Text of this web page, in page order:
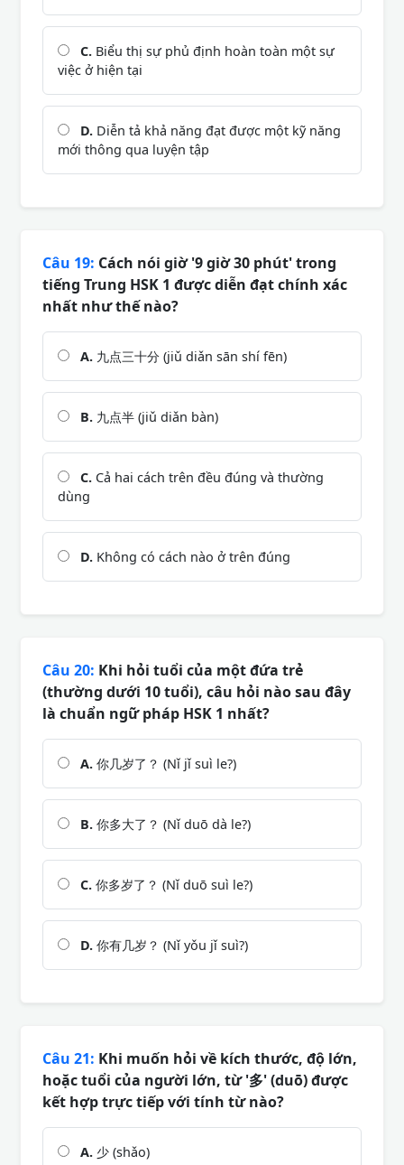
C. Biểu thị sự phủ định hoàn toàn một sự
việc ở hiện tại
D. Diễn tả khả năng đạt được một kỹ năng
mới thông qua luyện tập
Câu 19: Cách nói giờ '9 giờ 30 phút' trong
tiếng Trung HSK 1 được diễn đạt chính xác
nhất như thế nào?
A. 九点三十分 (jiǔ diǎn sān shí fēn)
B. 九点半 (jiǔ diǎn bàn)
C. Cả hai cách trên đều đúng và thường
dùng
D. Không có cách nào ở trên đúng
Câu 20: Khi hỏi tuổi của một đứa trẻ
(thường dưới 10 tuổi), câu hỏi nào sau đây
là chuẩn ngữ pháp HSK 1 nhất?
A. 你几岁了？ (Nǐ jǐ suì le?)
B. 你多大了？ (Nǐ duō dà le?)
C. 你多岁了？ (Nǐ duō suì le?)
D. 你有几岁？ (Nǐ yǒu jǐ suì?)
Câu 21: Khi muốn hỏi về kích thước, độ lớn,
hoặc tuổi của người lớn, từ '多' (duō) được
kết hợp trực tiếp với tính từ nào?
A. 少 (shǎo)